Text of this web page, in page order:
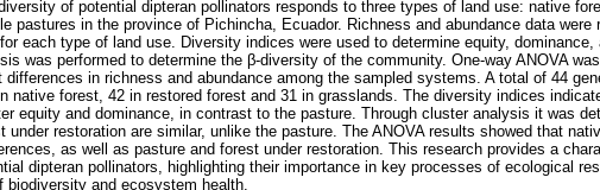
of potential dipteran pollinators responds to three types of land use: native
pastures in the province of Pichincha, Ecuador. Richness and abundance data were
each type of land use. Diversity indices were used to determine equity, dominance,
was performed to determine the β-diversity of the community. One-way ANOVA
differences in richness and abundance among the sampled systems. A total of 44
native forest, 42 in restored forest and 31 in grasslands. The diversity indices
equity and dominance, in contrast to the pasture. Through cluster analysis it was
under restoration are similar, unlike the pasture. The ANOVA results showed that
as well as pasture and forest under restoration. This research provides a
dipteran pollinators, highlighting their importance in key processes of ecological
biodiversity and ecosystem health.